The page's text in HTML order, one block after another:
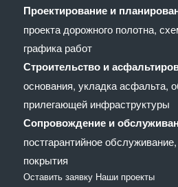
Проектирование и
проекта дорожного полотна,
графика работ
Строительство и
основания, укладка асфальта,
прилегающей инфраструктуры
Сопровождение и
постгарантийное
покрытия
Оставить заявку Наши проекты